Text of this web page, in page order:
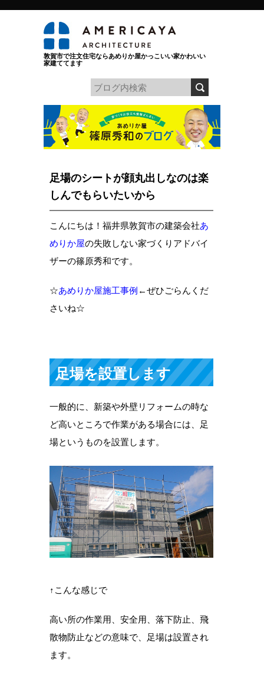
敦賀市で注文住宅ならあめりか屋かっこいい家かわいい
家建ててます
足場のシートが顔丸出しなのは楽
しんでもらいたいから
こんにちは！福井県敦賀市の建築会社あ
めりか屋の失敗しない家づくりアドバイ
ザーの篠原秀和です。
☆あめりか屋施工事例 ←ぜひごらんくだ
さいね☆
足場を設置します
一般的に、新築や外壁リフォームの時な
ど高いところで作業がある場合には、足
場というものを設置します。
↑こんな感じで
高い所の作業用、安全用、落下防止、飛
散物防止などの意味で、足場は設置され
ます。